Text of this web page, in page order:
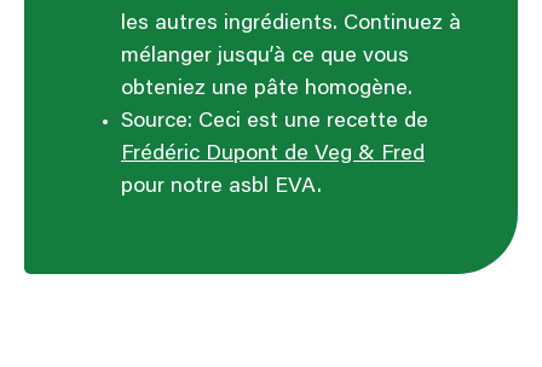
les autres ingrédients. Continuez à
mélanger jusqu’à ce que vous
obteniez une pâte homogène.
Source: Ceci est une recette de
Frédéric Dupont de Veg & Fred
pour notre asbl EVA.